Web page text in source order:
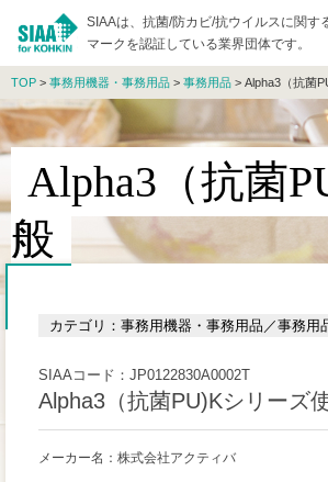
SIAAは、抗菌/防カビ/抗ウイルスに関す
マークを認証している業界団体です。
TOP > 事務用機器・事務用品 > 事務用品 > Alpha3（抗菌
Alpha3（抗菌
般
カテゴリ：事務用機器・事務用品／事務用
SIAAコード：JP0122830A0002T
Alpha3（抗菌PU)Kシリー
メーカー名：株式会社アクティバ